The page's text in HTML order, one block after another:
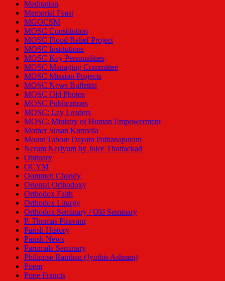
Meditation
Memorial Feast
MGOCSM
MOSC Constitution
MOSC Flood Relief Project
MOSC Institutions
MOSC Key Personalities
MOSC Managing Committee
MOSC Mission Projects
MOSC News Bullettin
MOSC Old Photos
MOSC Publications
MOSC: Lay Leaders
MOSC: Ministry of Human Empowerment
Mother Susan Kuruvila
Mount Tabore Dayara Pathanapuram
Nerum Neriyum by Joice Thottackad
Obituary
OCYM
Oommen Chandy
Oriental Orthodoxy
Orthodox Faith
Orthodox Liturgy
Orthodox Seminary / Old Seminary
P. Thomas Piravam
Parish History
Parish News
Parumala Seminary
Philipose Ramban (Jyothis Ashram)
Poem
Pope Francis